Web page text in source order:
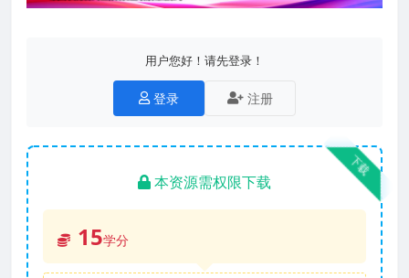
用户您好！请先登录！
登录 注册
下载
本资源需权限下载
15学分